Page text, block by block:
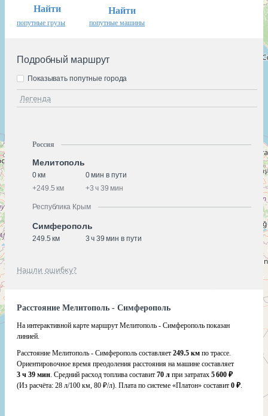
Найти
попутные грузы
Найти
попутные машины
Подробный маршрут
Легенда
Показывать попутные города
Россия
Мелитополь
0 км
0 мин в пути
+249.5 км +3 ч 39 мин
Республика Крым
Симферополь
249.5 км 3 ч 39 мин в пути
Нашли ошибку?
Расстояние Мелитополь - Симферополь
На интерактивной карте маршрут Мелитополь - Симферополь показан
линией.
Расстояние Мелитополь - Симферополь составляет 249.5 км по трассе.
Ориентировочное время преодоления расстояния на машине составляет
3 ч 39 мин. Средний расход топлива составит 70 л при затратах 5 600 ₽
(Из расчёта: 28 л/100 км, 80 ₽/л). Плата по системе «Платон» составит 0 ₽.